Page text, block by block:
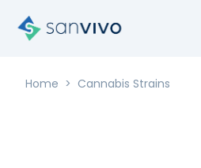
Home > Cannabis Strains